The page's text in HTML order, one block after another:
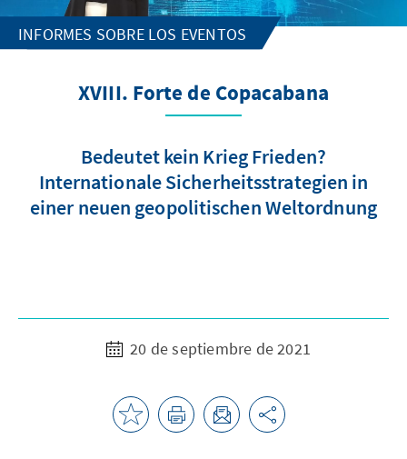
INFORMES SOBRE LOS EVENTOS
XVIII. Forte de Copacabana
Bedeutet kein Krieg Frieden?
Internationale Sicherheitsstrategien in
einer neuen geopolitischen Weltordnung
20 de septiembre de 2021